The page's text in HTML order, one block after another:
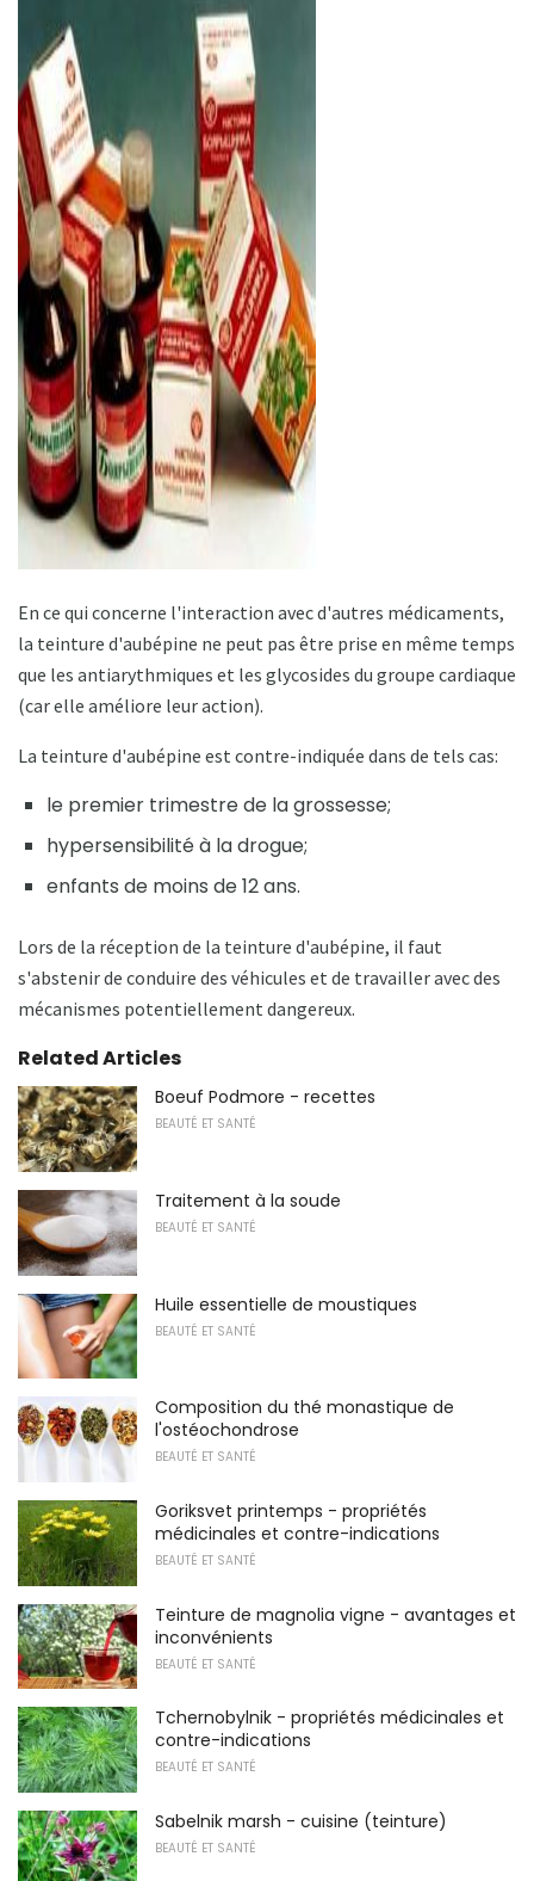
ad
En ce qui concerne l'interaction avec d'autres médicaments,
la teinture d'aubépine ne peut pas être prise en même temps
que les antiarythmiques et les glycosides du groupe cardiaque
(car elle améliore leur action).
La teinture d'aubépine est contre-indiquée dans de tels cas:
le premier trimestre de la grossesse;
hypersensibilité à la drogue;
enfants de moins de 12 ans.
Lors de la réception de la teinture d'aubépine, il faut
s'abstenir de conduire des véhicules et de travailler avec des
mécanismes potentiellement dangereux.
Related Articles
Boeuf Podmore - recettes
BEAUTÉ ET SANTÉ
Traitement à la soude
BEAUTÉ ET SANTÉ
Huile essentielle de moustiques
BEAUTÉ ET SANTÉ
Composition du thé monastique de
l'ostéochondrose
BEAUTÉ ET SANTÉ
Goriksvet printemps - propriétés
médicinales et contre-indications
BEAUTÉ ET SANTÉ
Teinture de magnolia vigne - avantages et
inconvénients
BEAUTÉ ET SANTÉ
Tchernobylnik - propriétés médicinales et
contre-indications
BEAUTÉ ET SANTÉ
Sabelnik marsh - cuisine (teinture)
BEAUTÉ ET SANTÉ